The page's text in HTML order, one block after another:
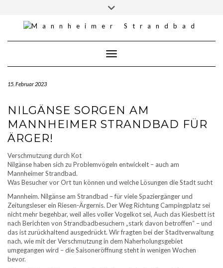
Toggle Navigation
15. Februar 2023
NILGÄNSE SORGEN AM
MANNHEIMER STRANDBAD FÜR
ÄRGER!
Verschmutzung durch Kot
Nilgänse haben sich zu Problemvögeln entwickelt – auch am
Mannheimer Strandbad.
Was Besucher vor Ort tun können und welche Lösungen die Stadt sucht
Mannheim. Nilgänse am Strandbad – für viele Spaziergänger und
Zeitungsleser ein Riesen-Ärgernis. Der Weg Richtung Campingplatz sei
nicht mehr begehbar, weil alles voller Vogelkot sei, Auch das Kiesbett ist
nach Berichten von Strandbadbesuchern „stark davon betroffen“ – und
das ist zurückhaltend ausgedrückt. Wir fragten bei der Stadtverwaltung
nach, wie mit der Verschmutzung in dem Naherholungsgebiet
umgegangen wird – die Saisoneröffnung steht in wenigen Wochen
bevor.